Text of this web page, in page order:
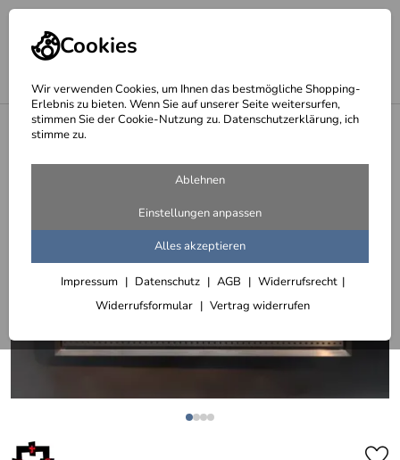
Cookies
Wir verwenden Cookies, um Ihnen das bestmögliche Shopping-
Erlebnis zu bieten. Wenn Sie auf unserer Seite weitersurfen,
stimmen Sie der Cookie-Nutzung zu. Datenschutzerklärung, ich
stimme zu.
Ablehnen
Einstellungen anpassen
Alles akzeptieren
Impressum Datenschutz AGB
Widerrufsrecht
Widerrufsformular
Vertrag widerrufen
Heizkörperverkleidungen